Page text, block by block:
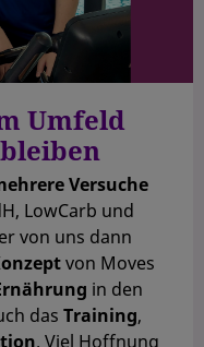
Umfeld
Versuche
LowCarb und
von uns dann
von Moves
in den
das Training,
. Viel Hoffnung